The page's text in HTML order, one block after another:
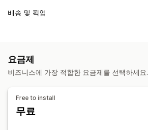
표시 옵션
타이밍 옵션
반복성
날짜 범위 이벤트 기반
선주문 배송 마감
배송 및 픽업
사용자 지정 메시지
요금제
비즈니스에 가장 적합한 요금제를 선택하세요.
Free to install
무료